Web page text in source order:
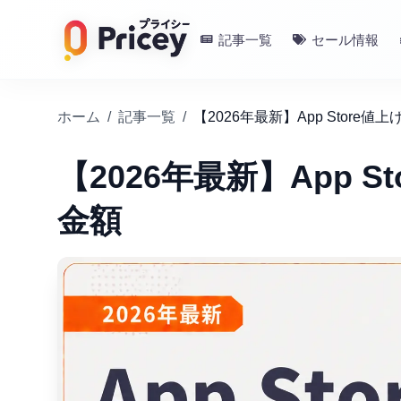
記事一覧 セール情報
ホーム / 記事一覧 / 【2026年最新】App Store値上
【2026年最新】App
金額